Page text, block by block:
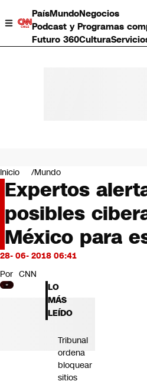
PaísMundoNegocios
Podcast y Programas
Futuro 360Cultura
Negocios
Deportes
Programas completos
Cultura
Servicios
Bits
CNN tiempo
Futuro 360
Opinión
Inicio Mundo
Expertos
posibles
México para
28- 06- 2018 06:41
Por CNN
LO
MÁS
LEÍDO
Tribunal
ordena
bloquear
sitios